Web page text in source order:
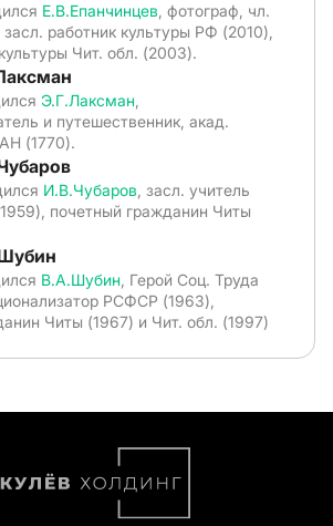
Е.В.Епанчинцев , фотограф, чл.
работник культуры РФ (2010),
Чит. обл. (2003).
Э.Г.Лаксман
и путешественник, акад.
(1770).
И.В.Чубаров , засл. учитель
почетный гражданин Читы
В.А.Шубин , Герой Соц. Труда
РСФСР (1963),
Читы (1967) и Чит. обл. (1997)